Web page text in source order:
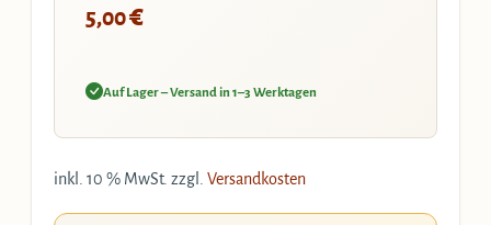
5,00€
Auf Lager – Versand in 1–3 Werktagen
inkl. 10 % MwSt. zzgl. Versandkosten